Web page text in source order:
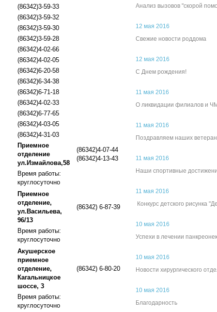
(86342)3-59-33
(86342)3-59-32
(86342)3-59-30
(86342)3-59-28
(86342)4-02-66
(86342)4-02-05
(86342)6-20-58
(86342)6-34-38
(86342)6-71-18
(86342)4-02-33
(86342)6-77-65
(86342)4-03-05
(86342)4-31-03
Приемное
отделение
ул.Измайлова,58
(86342)4-07-44
(86342)4-13-43
Время работы:
круглосуточно
Приемное
отделение,
ул.Васильева,
96/13
(86342) 6-87-39
Время работы:
круглосуточно
Акушерское
приемное
отделение,
Кагальницкое
шоссе, 3
(86342) 6-80-20
Время работы:
круглосуточно
Анализ вызовов "скорой
12 мая 2016
Свежие новости роддома
12 мая 2016
С Днем рождения!
11 мая 2016
О ликвидации филиалов и
11 мая 2016
Поздравляем наших
11 мая 2016
Наши спортивные
11 мая 2016
Конкурс детского рисунка
10 мая 2016
Успехи в лечении
10 мая 2016
Новости хирургического
10 мая 2016
Благодарность